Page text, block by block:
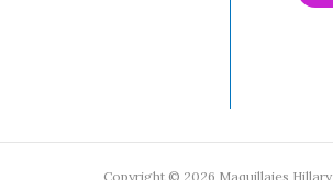
Copyright © 2026 Maquillajes Hillary